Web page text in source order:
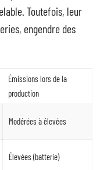
Toutefois, leur
engendre des
Émissions lors de la
production
Modérées à élevées
Élevées (batterie)